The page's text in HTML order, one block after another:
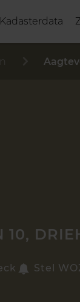
Kadasterdata
10,
Stel